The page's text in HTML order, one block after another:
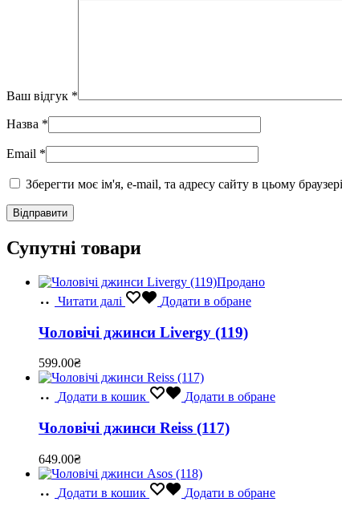
Ваш відгук *
Назва *
Email *
Зберегти моє ім'я, e-mail, та адресу сайту в цьому
Супутні товари
Продано
Читати далі
Додати в обране
Чоловічі джинси Livergy (119)
599.00₴
Додати в кошик Додати в обране
Чоловічі джинси Reiss (117)
649.00₴
Додати в кошик Додати в обране